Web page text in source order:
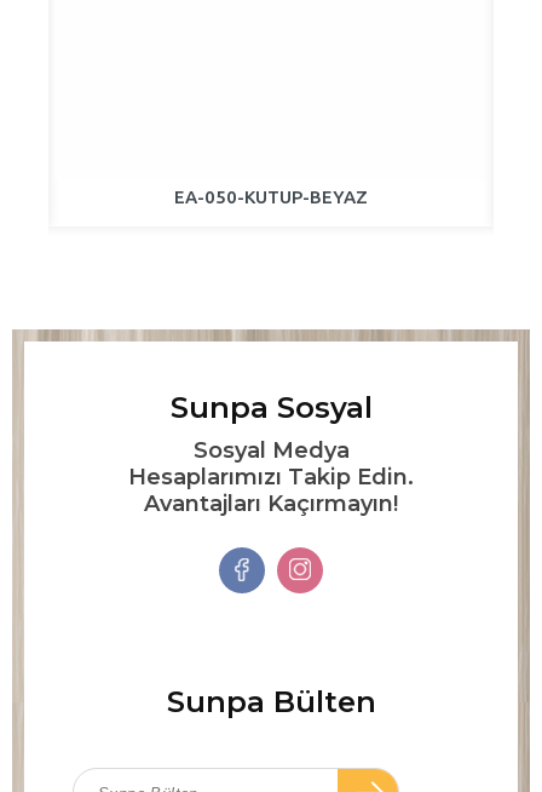
EA-050-KUTUP-BEYAZ
Sunpa Sosyal
Sosyal Medya
Hesaplarımızı Takip Edin.
Avantajları Kaçırmayın!
Sunpa Bülten